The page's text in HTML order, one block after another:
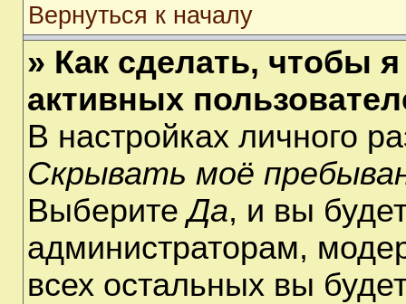
Вернуться к началу
» Как сделать, чтобы
активных
В настройках личного
Скрывать моё
ВыберитеДа, и вы
администраторам,
всех остальных вы